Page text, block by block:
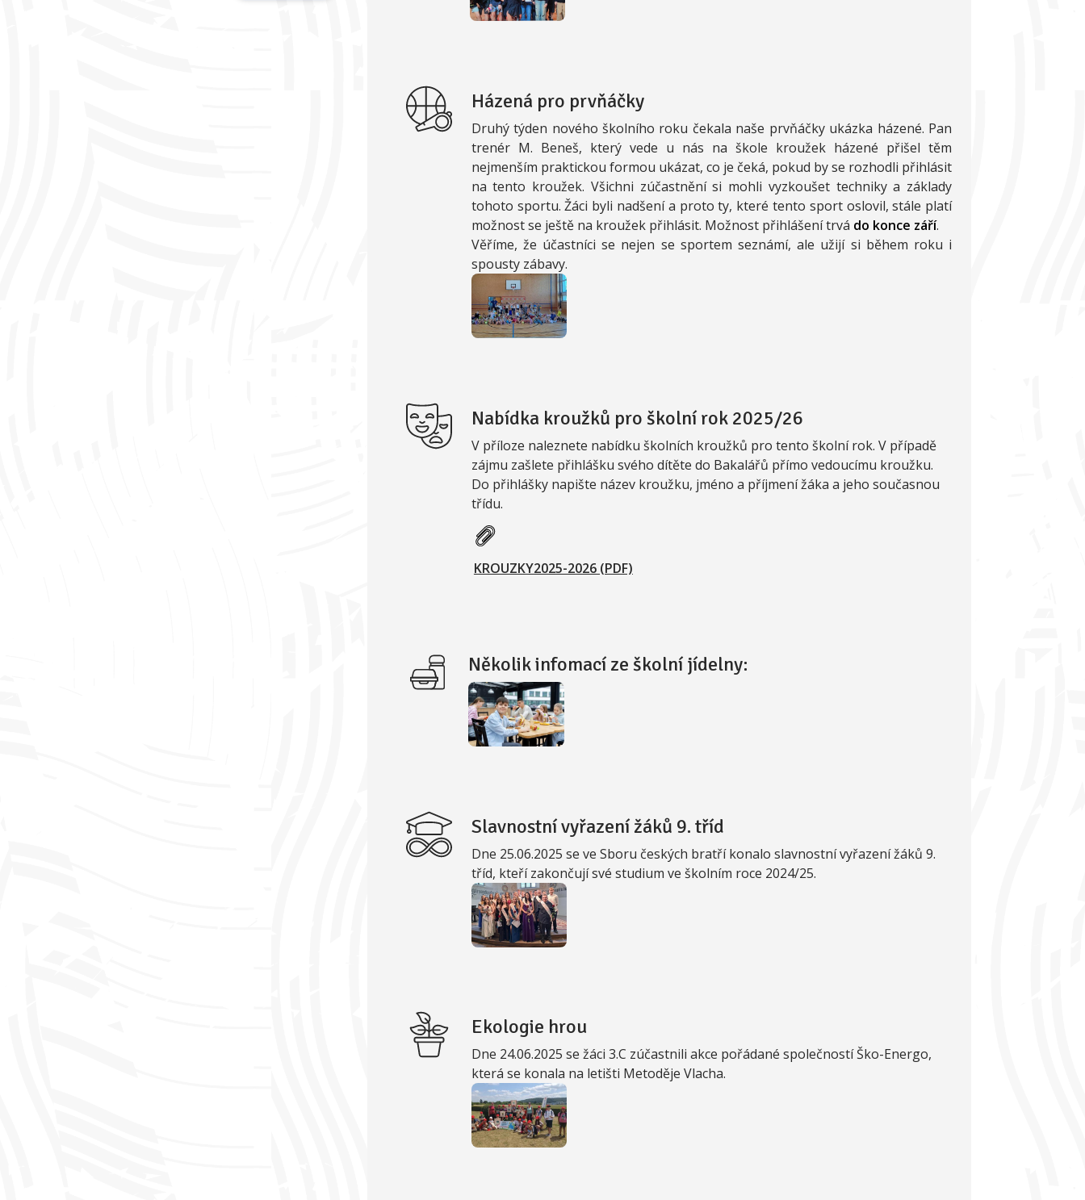
Házená pro prvňáčky
Druhý týden nového školního roku čekala naše prvňáčky ukázka házené. Pan
trenér M. Beneš, který vede u nás na škole kroužek házené přišel těm
nejmenším praktickou formou ukázat, co je čeká, pokud by se rozhodli přihlásit
na tento kroužek. Všichni zúčastnění si mohli vyzkoušet techniky a základy
tohoto sportu. Žáci byli nadšení a proto ty, které tento sport oslovil, stále platí
možnost se ještě na kroužek přihlásit. Možnost přihlášení trvá do konce září.
Věříme, že účastníci se nejen se sportem seznámí, ale užijí si během roku i
spousty zábavy.
Nabídka kroužků pro školní rok 2025/26
V příloze naleznete nabídku školních kroužků pro tento školní rok. V případě
zájmu zašlete přihlášku svého dítěte do Bakalářů přímo vedoucímu kroužku.
Do přihlášky napište název kroužku, jméno a příjmení žáka a jeho současnou
třídu.
KROUZKY2025-2026 (PDF)
Několik infomací ze školní jídelny:
Slavnostní vyřazení žáků 9. tříd
Dne 25.06.2025 se ve Sboru českých bratří konalo slavnostní vyřazení žáků 9.
tříd, kteří zakončují své studium ve školním roce 2024/25.
Ekologie hrou
Dne 24.06.2025 se žáci 3.C zúčastnili akce pořádané společností Ško-Energo,
která se konala na letišti Metoděje Vlacha.